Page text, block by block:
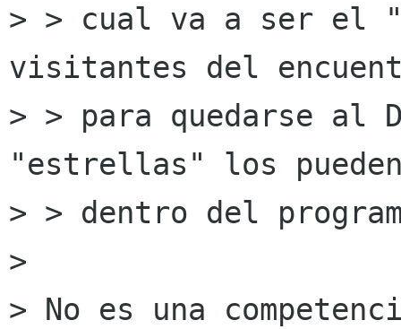
> > cual va a ser el
visitantes del
> > para quedarse al
"estrellas" los
> > dentro del
>
> No es una